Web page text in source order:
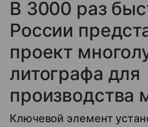
В 3000 раз
России
проект
литографа для
производства
Ключевой элемент